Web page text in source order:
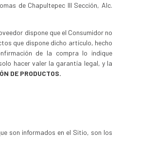
de Chapultepec III Sección, Alc.
dispone que el Consumidor no
que dispone dicho artículo, hecho
de la compra lo indique
hacer valer la garantía legal, y la
DE PRODUCTOS.
son informados en el Sitio, son los